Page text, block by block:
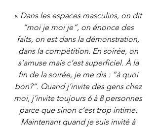
« Dans les espaces masculins, on dit
“moi je moi je”, on énonce des
faits, on est dans la démonstration,
dans la compétition. En soirée, on
s’amuse mais c’est superficiel. À la
fin de la soirée, je me dis : “à quoi
bon?”. Quand j’invite des gens chez
moi, j’invite toujours 6 à 8 personnes
parce que sinon c’est trop intime.
Maintenant quand je suis invité à